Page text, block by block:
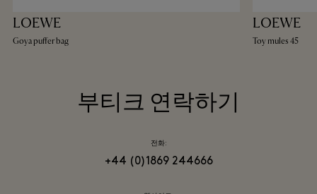
LOEWE
Goya puffer bag
LOEWE
Toy mules 45
부티크 연락하기
전화:
+44 (0)1869 244666